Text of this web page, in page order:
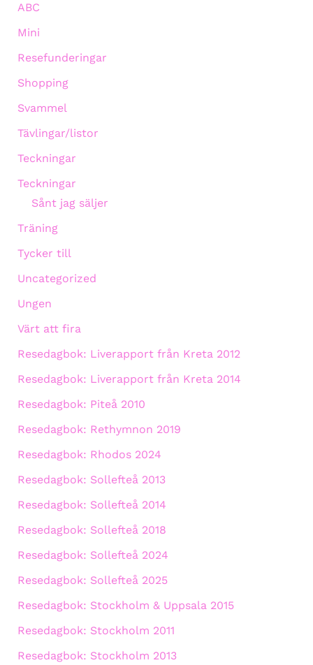
ABC
Mini
Resefunderingar
Shopping
Svammel
Tävlingar/listor
Teckningar
Teckningar
Sånt jag säljer
Träning
Tycker till
Uncategorized
Ungen
Värt att fira
Resedagbok: Liverapport från Kreta 2012
Resedagbok: Liverapport från Kreta 2014
Resedagbok: Piteå 2010
Resedagbok: Rethymnon 2019
Resedagbok: Rhodos 2024
Resedagbok: Sollefteå 2013
Resedagbok: Sollefteå 2014
Resedagbok: Sollefteå 2018
Resedagbok: Sollefteå 2024
Resedagbok: Sollefteå 2025
Resedagbok: Stockholm & Uppsala 2015
Resedagbok: Stockholm 2011
Resedagbok: Stockholm 2013